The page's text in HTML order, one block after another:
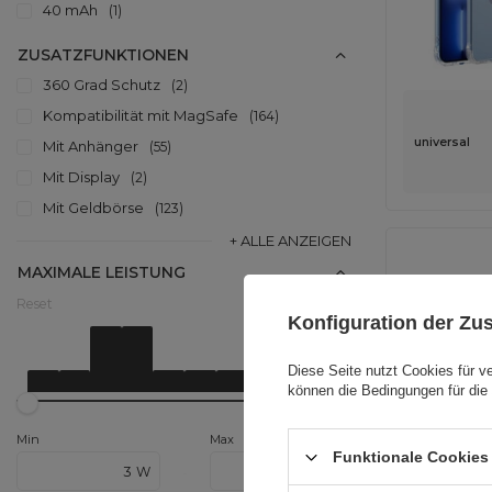
40 mAh 1
ZUSATZFUNKTIONEN
360 Grad Schutz 2
Kompatibilität mit MagSafe 164
Mit Anhänger 55
Mit Display 2
Mit Geldbörse 123
+ ALLE ANZEIGEN
MAXIMALE LEISTUNG
Reset
Do100 W
Min
W
Max
universal
universal
Konfiguration der
Diese Seite nutzt Cookies für
können die Bedingungen für
Funktionale